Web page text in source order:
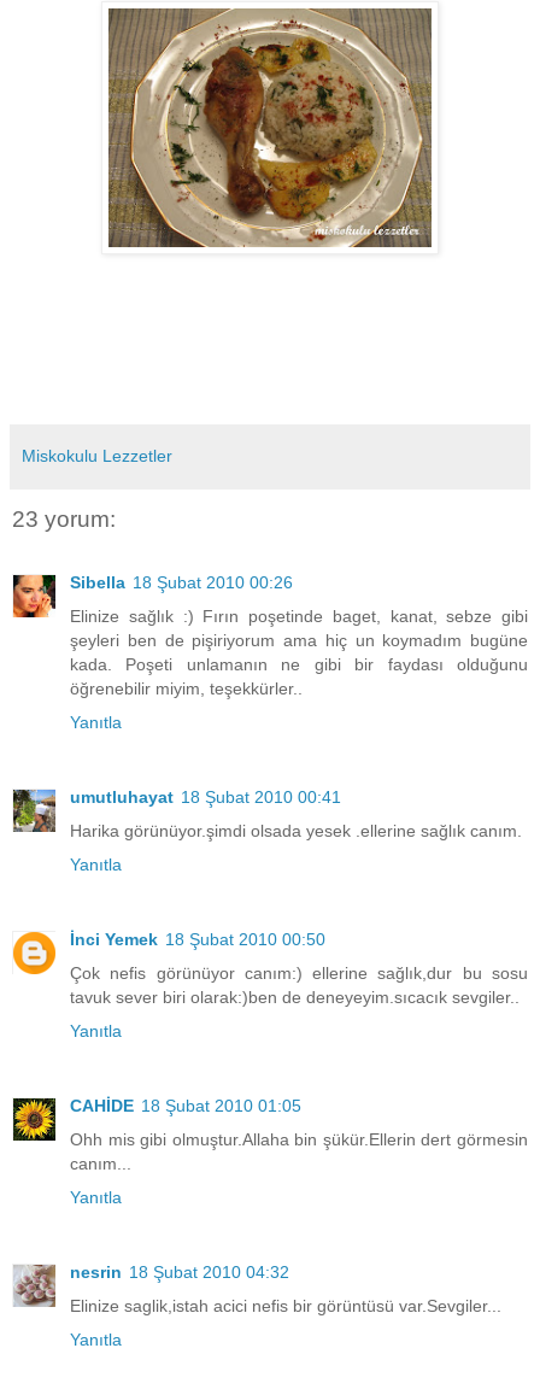
Miskokulu Lezzetler
23 yorum:
Sibella 18 Şubat 2010 00:26
Elinize sağlık :) Fırın poşetinde baget, kanat, sebze gibi
şeyleri ben de pişiriyorum ama hiç un koymadım bugüne
kada. Poşeti unlamanın ne gibi bir faydası olduğunu
öğrenebilir miyim, teşekkürler..
Yanıtla
umutluhayat 18 Şubat 2010 00:41
Harika görünüyor.şimdi olsada yesek .ellerine sağlık canım.
Yanıtla
İnci Yemek 18 Şubat 2010 00:50
Çok nefis görünüyor canım:) ellerine sağlık,dur bu sosu
tavuk sever biri olarak:)ben de deneyeyim.sıcacık sevgiler..
Yanıtla
CAHİDE 18 Şubat 2010 01:05
Ohh mis gibi olmuştur.Allaha bin şükür.Ellerin dert görmesin
canım...
Yanıtla
nesrin 18 Şubat 2010 04:32
Elinize saglik,istah acici nefis bir görüntüsü var.Sevgiler...
Yanıtla